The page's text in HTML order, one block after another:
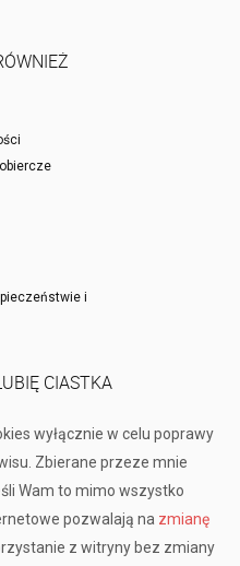
i
CIASTKA
wyłącznie w celu poprawy
Zbierane przeze mnie
Wam to mimo wszystko
pozwalają na zmianę
z witryny bez zmiany